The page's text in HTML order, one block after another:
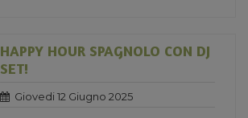
HAPPY HOUR SPAGNOLO CON DJ
SET!
Giovedi 12 Giugno 2025